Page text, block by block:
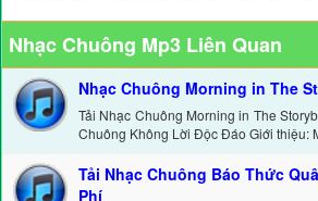
Nhạc Chuông Mp3 Liên Quan
Nhạc Chuông Morning in The
Tải Nhạc Chuông Morning in The
Chuông Không Lời Độc Đáo Giới thiệu:
Tải Nhạc Chuông Báo Thức
Phí